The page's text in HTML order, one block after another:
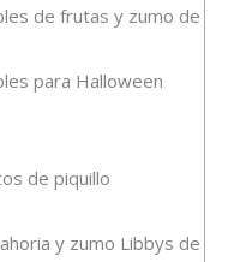
de frutas y zumo de
para Halloween
de piquillo
y zumo Libbys de